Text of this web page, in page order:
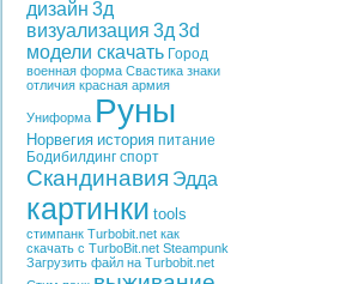
дизайн 3д
визуализация 3д 3d
модели скачать Город
военная форма Свастика знаки
отличия красная армия
Униформа Руны
Норвегия история питание
Бодибилдинг спорт
Скандинавия Эдда
картинки tools
стимпанк Turbobit.net как
скачать с TurboBit.net Steampunk
Загрузить файл на Turbobit.net